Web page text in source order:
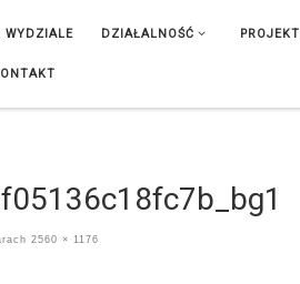
WYDZIALE DZIAŁALNOŚĆ
2560 × 1176